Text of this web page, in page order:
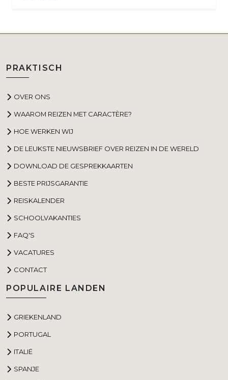
PRAKTISCH
OVER ONS
WAAROM REIZEN MET CARACTÈRE?
HOE WERKEN WIJ
DE LEUKSTE NIEUWSBRIEF OVER REIZEN IN DE WERELD
DOWNLOAD DE GESPREKKAARTEN
BESTE PRIJSGARANTIE
REISKALENDER
SCHOOLVAKANTIES
FAQ'S
VACATURES
CONTACT
POPULAIRE LANDEN
GRIEKENLAND
PORTUGAL
ITALIË
SPANJE